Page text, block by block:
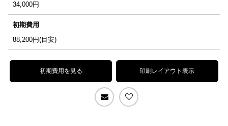
34,000円
初期費用
88,200円(目安)
初期費用を見る 印刷レイアウト表示